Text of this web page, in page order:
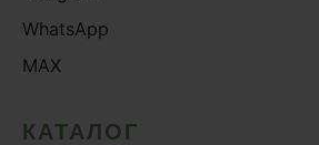
WhatsApp
MAX
КАТАЛОГ